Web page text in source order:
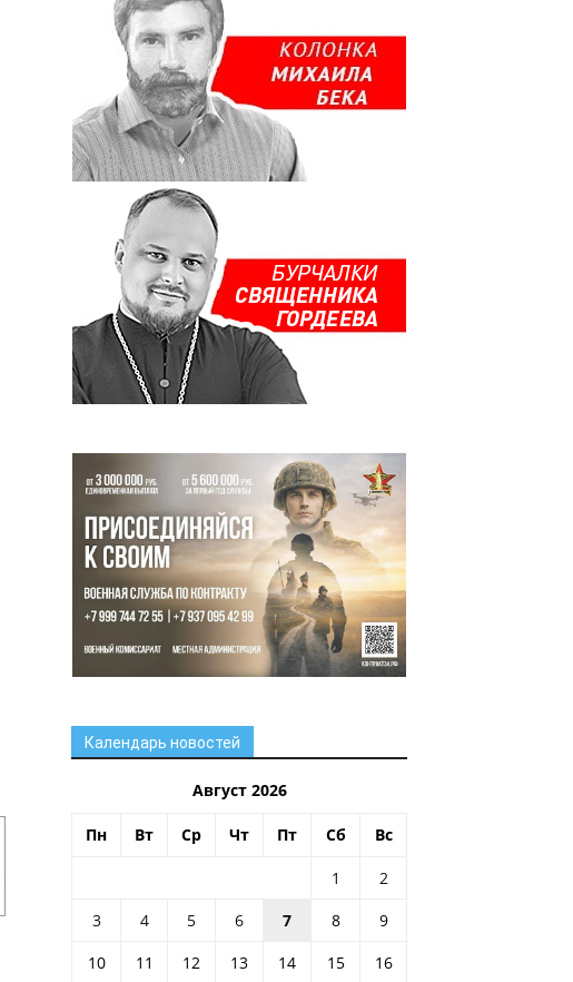
Календарь новостей
Август 2026
Пн Вт Ср Чт Пт Сб Вс
1
2
3
4 5 6 7 8
9
10
11 12 13 14 15
16